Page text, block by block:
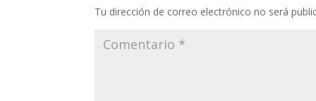
Tu dirección de correo electrónico no será